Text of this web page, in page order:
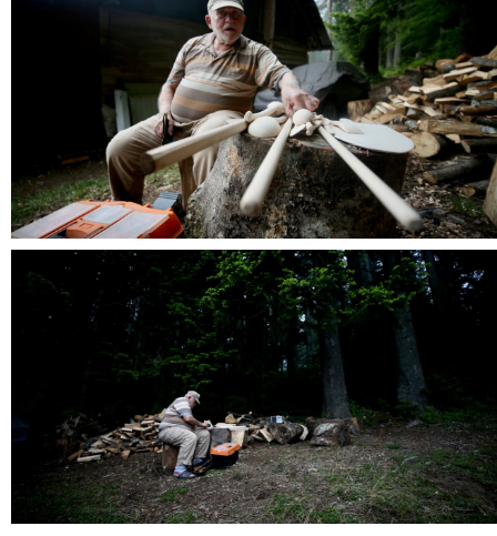
1606214.jpg